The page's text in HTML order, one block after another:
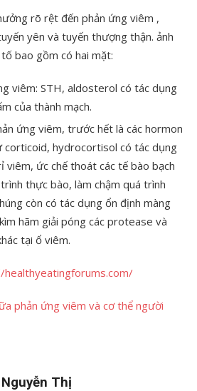
rõ rệt đến phản ứng viêm ,
yên và tuyến thượng thận. ảnh
bao gồm có hai mặt:
viêm: STH, aldosterol có tác dụng
của thành mạch.
ứng viêm, trước hết là các hormon
corticoid, hydrocortisol có tác dụng
viêm, ức chế thoát các tế bào bạch
thực bào, làm chậm quá trình
còn có tác dụng ổn định màng
hãm giải póng các protease và
tại ổ viêm.
phản ứng viêm và cơ thể người
Thị